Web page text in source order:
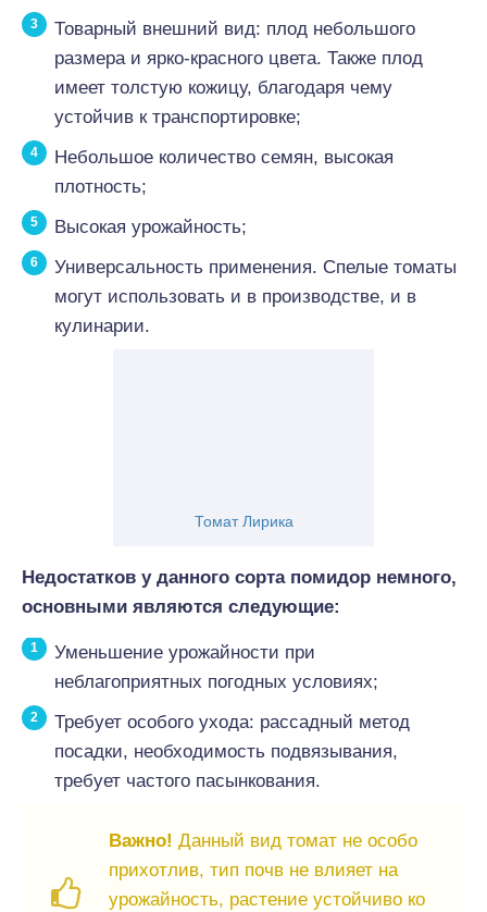
Товарный внешний вид: плод небольшого
размера и ярко-красного цвета. Также плод
имеет толстую кожицу, благодаря чему
устойчив к транспортировке;
Небольшое количество семян, высокая
плотность;
Высокая урожайность;
Универсальность применения. Спелые томаты
могут использовать и в производстве, и в
кулинарии.
Томат Лирика
Недостатков у данного сорта помидор немного,
основными являются следующие:
Уменьшение урожайности при
неблагоприятных погодных условиях;
Требует особого ухода: рассадный метод
посадки, необходимость подвязывания,
требует частого пасынкования.
Важно! Данный вид томат не особо
прихотлив, тип почв не влияет на
урожайность, растение устойчиво ко